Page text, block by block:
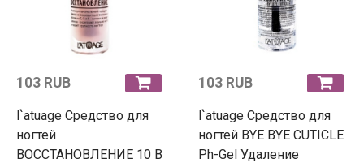
103 RUB
l`atuage Средство для
ногтей
ВОССТАНОВЛЕНИЕ 10 В
103 RUB
l`atuage Средство для
ногтей BYE BYE CUTICLE
Ph-Gel Удаление